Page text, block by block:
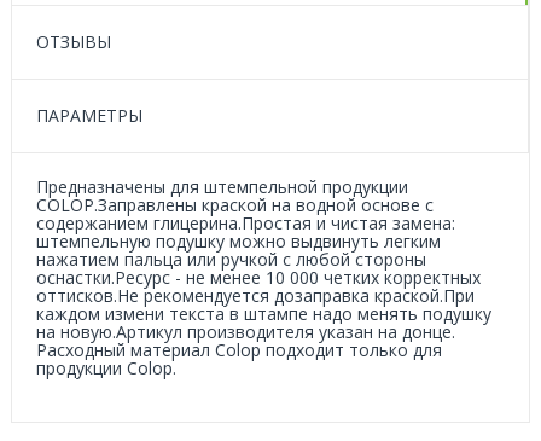
ОТЗЫВЫ
ПАРАМЕТРЫ
Предназначены для штемпельной продукции
COLOP.Заправлены краской на водной основе с
содержанием глицерина.Простая и чистая замена:
штемпельную подушку можно выдвинуть легким
нажатием пальца или ручкой с любой стороны
оснастки.Ресурс - не менее 10 000 четких корректных
оттисков.Не рекомендуется дозаправка краской.При
каждом измени текста в штампе надо менять подушку
на новую.Артикул производителя указан на донце.
Расходный материал Colop подходит только для
продукции Colop.